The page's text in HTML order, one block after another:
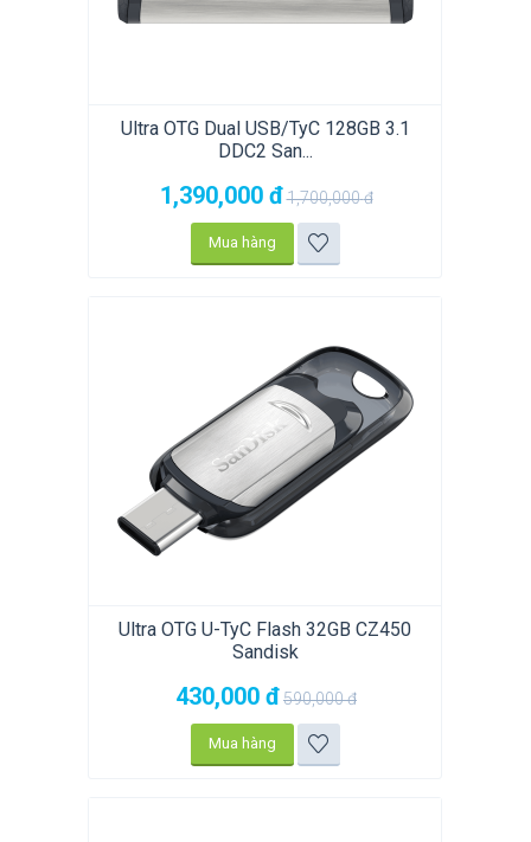
Ultra OTG Dual USB/TyC 128GB 3.1
DDC2 San...
1,390,000 đ1,700,000đ
Mua hàng
Ultra OTG U-TyC Flash 32GB CZ450
Sandisk
430,000 đ590,000đ
Mua hàng